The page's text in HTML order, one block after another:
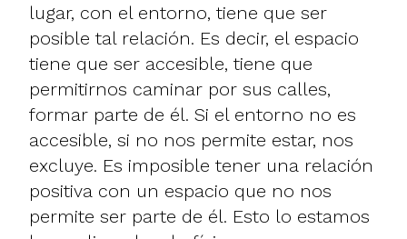
lugar, con el entorno, tiene que ser
posible tal relación. Es decir, el espacio
tiene que ser accesible, tiene que
permitirnos caminar por sus calles,
formar parte de él. Si el entorno no es
accesible, si no nos permite estar, nos
excluye. Es imposible tener una relación
positiva con un espacio que no nos
permite ser parte de él. Esto lo estamos